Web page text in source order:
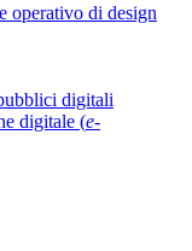
operativo di design
digitali
digitale (e-